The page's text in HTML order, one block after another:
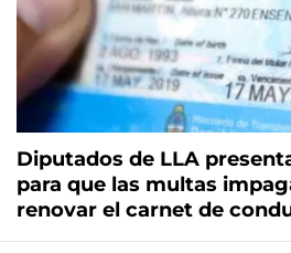
Diputados de LLA
para que las multas
renovar el carnet de